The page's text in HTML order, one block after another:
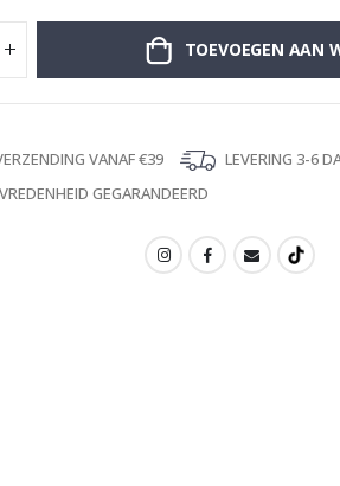
TOEVOEGEN AAN
VANAF €39
LEVERING 3-6
GEGARANDEERD